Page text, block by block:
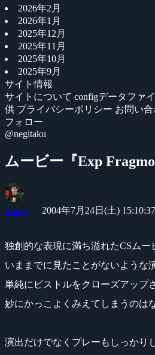
2026年2月
2026年1月
2025年12月
2025年11月
2025年10月
2025年9月
サイト情報
サイトについて configデータファ
供 プライバシーポリシー お問い
フォロー
@negitaku
ムービー『Exp
Yossy 2004年7月24日(土) 15:10:37
独創的な表現に満ち溢れたCSムー
いままでに見たことがないような
単純にピストルをクローズアップ
妙にかっこよくみえてしまうのは
演出だけでなくプレーもしっかり